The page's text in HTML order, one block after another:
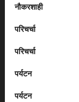
नौकरशाही
परिचर्चा
परिचर्चा
पर्यटन
पर्यटन